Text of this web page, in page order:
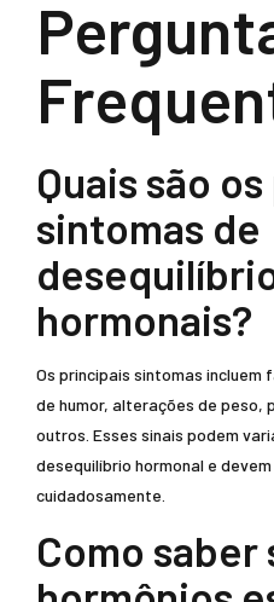
Quais são
sintomas de
hormonais?
Os principais sintomas
de humor, alterações de peso,
outros. Esses sinais podem
desequilíbrio hormonal e
cuidadosamente.
Como saber